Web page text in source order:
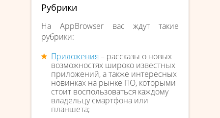
Рубрики
На AppBrowser вас ждут такие
рубрики:
Приложения – рассказы о новых
возможностях широко известных
приложений, а также интересных
новинках на рынке ПО, которыми
стоит воспользоваться каждому
владельцу смартфона или
планшета;